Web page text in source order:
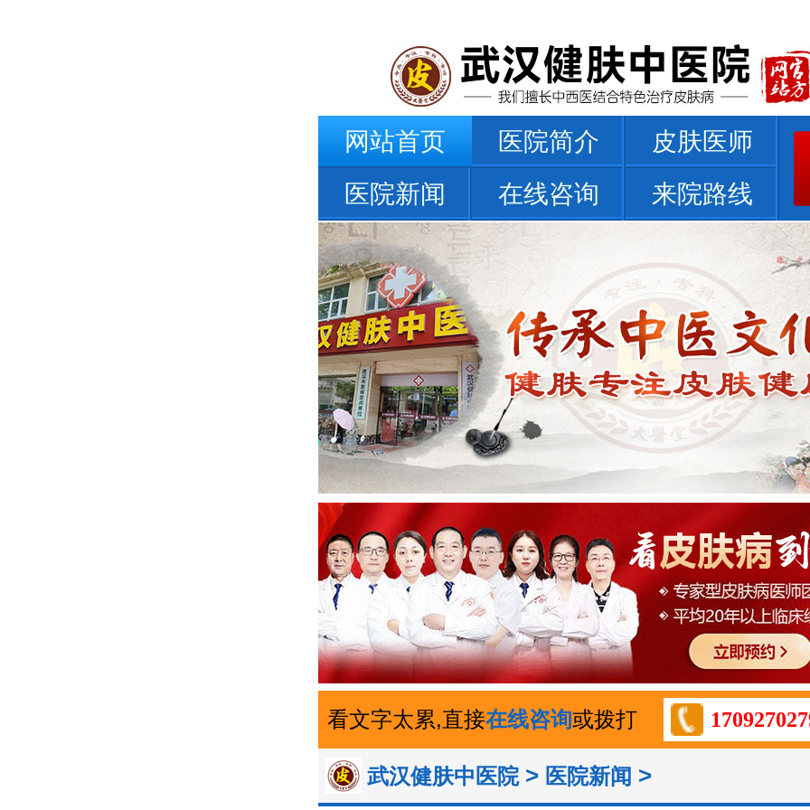
网站首页 医院简介
皮肤医师
医院新闻
在线咨询 来院路线
看文字太累,直接在线咨询或拨打
武汉健肤中医院> 医院新闻 >